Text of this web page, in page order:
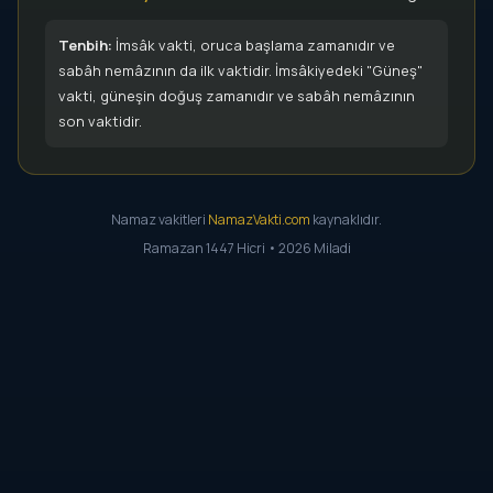
Tenbih: İmsâk vakti, oruca başlama zamanıdır ve
sabâh nemâzının da ilk vaktidir. İmsâkiyedeki "Güneş"
vakti, güneşin doğuş zamanıdır ve sabâh nemâzının
son vaktidir.
Namaz vakitleri NamazVakti.com kaynaklıdır.
Ramazan 1447 Hicri • 2026 Miladi